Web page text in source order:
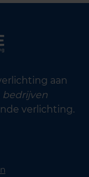
aan
bedrijven
verlichting.